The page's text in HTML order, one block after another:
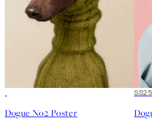
Dogue No2 Poster
50%*
SS25